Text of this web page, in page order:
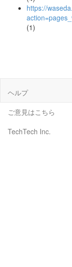
https://
(1)
ヘルプ
ご意見はこちら
TechTech Inc.